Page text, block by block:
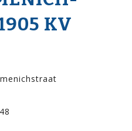
KV